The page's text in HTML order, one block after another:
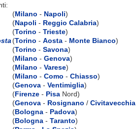
(Milano - Napoli)
(Napoli - Reggio Calabria)
(Torino - Trieste)
(Torino - Aosta - Monte Bianco)
(Torino - Savona)
(Milano - Genova)
(Milano - Varese)
(Milano - Como - Chiasso)
(Genova - Ventimiglia)
(Firenze - Pisa Nord)
(Genova - Rosignano / Civitavecchia
(Bologna - Padova)
(Bologna - Taranto)